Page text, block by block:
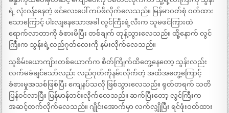
ရဲ့ လုံးဝန်းနေတဲ့ ဖင်လေးပေါ် ကပ်ဖိလိုက်လေသည်။ မြန်မာဝတ်စုံ ဝတ်ထား
သောကြောင့် ပါးလျနေသောအခါ လွင်ကြီးရဲ့လီးက သူမဖင်ကြားထဲ
ရောက်လာတာကို ခံစားမိပြီး တစ်ချက် တုန့်သွားလေသည်။ ထို့နောက် လွင်
ကြီးက သွန်းရဲ့လည်ဂုတ်လေးကို နမ်းလိုက်လေသည်။
သူစိမ်းယောကျ်ားတစ်ယောက်က စိတ်ကြိုက်ထိတွေ့နေတော့ သွန်းလည်း
လက်မခံချင်သော်လည်း လည်ဂုတ်ကိုနမ်းလိုက်တဲ့ အထိအတွေ့ကြောင့်
ခံစားမှုအသစ်ဖြစ်ပြီး ကျေနပ်သလို ဖြစ်သွားလေသည်။ ရုတ်တရက် သတိ
ပြန်ဝင်လာပြီး ပြန်မာန်တင်းလိုက်လေသည်။ ဆက်ပြီးတော့ လွင်ကြီးက
အဆင့်တက်လိုက်လေသည်။ ဂျိုင်းအောက်မှာ လက်လျှိုပြီး ရင်ဖုံးဝတ်ထား